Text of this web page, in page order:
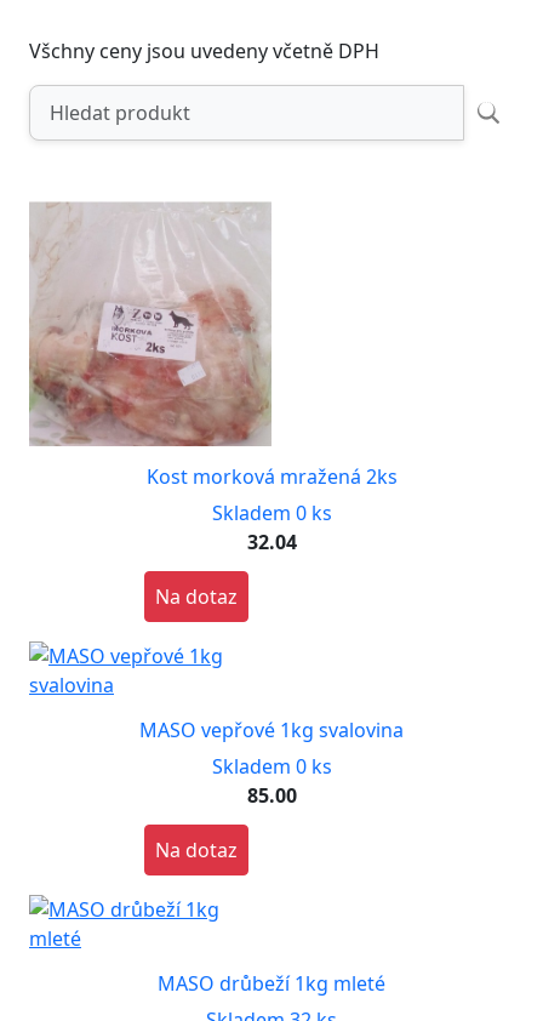
Všchny ceny jsou uvedeny včetně DPH
Kost morková mražená 2ks
Skladem 0 ks
32.04
Na dotaz
MASO vepřové 1kg svalovina
Skladem 0 ks
85.00
Na dotaz
MASO drůbeží 1kg mleté